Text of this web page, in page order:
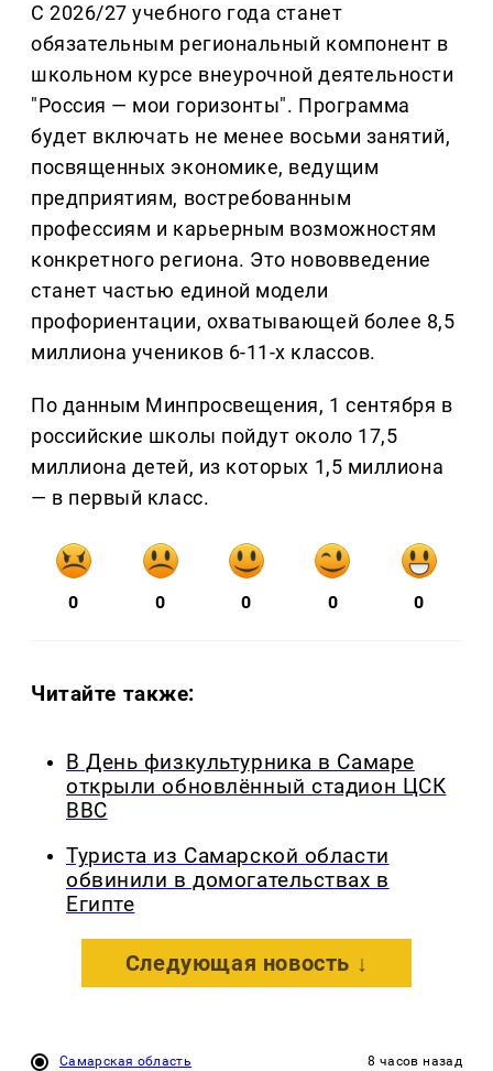
С 2026/27 учебного года станет
обязательным региональный компонент в
школьном курсе внеурочной деятельности
"Россия — мои горизонты". Программа
будет включать не менее восьми занятий,
посвященных экономике, ведущим
предприятиям, востребованным
профессиям и карьерным возможностям
конкретного региона. Это нововведение
станет частью единой модели
профориентации, охватывающей более 8,5
миллиона учеников 6-11-х классов.
По данным Минпросвещения, 1 сентября в
российские школы пойдут около 17,5
миллиона детей, из которых 1,5 миллиона
— в первый класс.
0 0 0 0 0
Читайте также:
В День физкультурника в Самаре
открыли обновлённый стадион ЦСК
ВВС
Туриста из Самарской области
обвинили в домогательствах в
Египте
Следующая новость ↓
Самарская область 8 часов назад